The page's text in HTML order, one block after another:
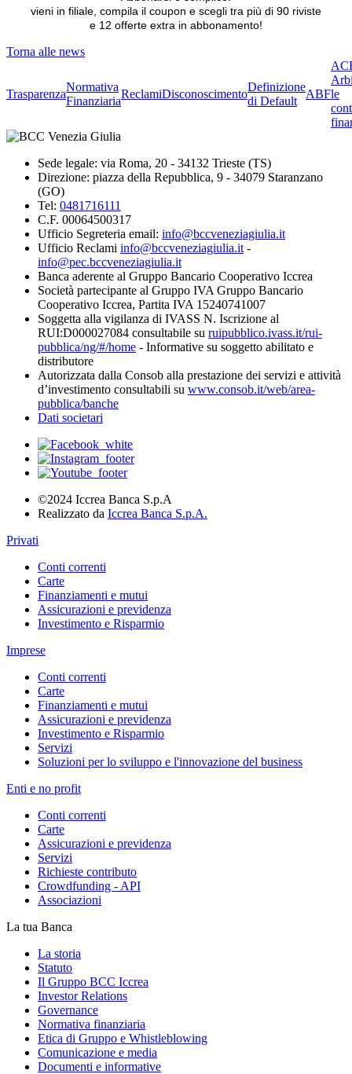
vieni in filiale, compila il coupon e scegli tra più di 90 riviste
e 12 offerte extra in abbonamento!
Torna alle news
Trasparenza
Normativa
Finanziaria
ReclamiDisconoscimento
Definizione
di Default
ABFle
Sede legale: via Roma, 20 - 34132 Trieste (TS)
Direzione: piazza della Repubblica, 9 - 34079 Staranzano
(GO)
Tel: 0481716111
C.F. 00064500317
Ufficio Segreteria email: info@bccveneziagiulia.it
Ufficio Reclami info@bccveneziagiulia.it -
info@pec.bccveneziagiulia.it
Banca aderente al Gruppo Bancario Cooperativo Iccrea
Società partecipante al Gruppo IVA Gruppo Bancario
Cooperativo Iccrea, Partita IVA 15240741007
Soggetta alla vigilanza di IVASS N. Iscrizione al
RUI:D000027084 consultabile su ruipubblico.ivass.it/rui-
pubblica/ng/#/home - Informative su soggetto abilitato e
distributore
Autorizzata dalla Consob alla prestazione dei servizi e attività
d’investimento consultabili su www.consob.it/web/area-
pubblica/banche
Dati societari
©2024 Iccrea Banca S.p.A
Realizzato da Iccrea Banca S.p.A.
Privati
Conti correnti
Carte
Finanziamenti e mutui
Assicurazioni e previdenza
Investimento e Risparmio
Imprese
Conti correnti
Carte
Finanziamenti e mutui
Assicurazioni e previdenza
Investimento e Risparmio
Servizi
Soluzioni per lo sviluppo e l'innovazione del business
Enti e no profit
Conti correnti
Carte
Assicurazioni e previdenza
Servizi
Richieste contributo
Crowdfunding - API
Associazioni
La tua Banca
La storia
Statuto
Il Gruppo BCC Iccrea
Investor Relations
Governance
Normativa finanziaria
Etica di Gruppo e Whistleblowing
Comunicazione e media
Documenti e informative